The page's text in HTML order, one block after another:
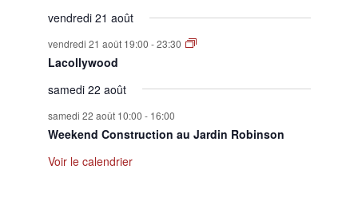
vendredi 21 août
vendredi 21 août 19:00 -23:30
Lacollywood
samedi 22 août
samedi 22 août 10:00 - 16:00
Weekend Construction au Jardin Robinson
Voir le calendrier